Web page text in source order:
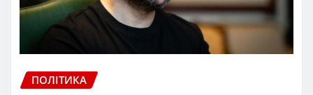
ПОЛІТИКА